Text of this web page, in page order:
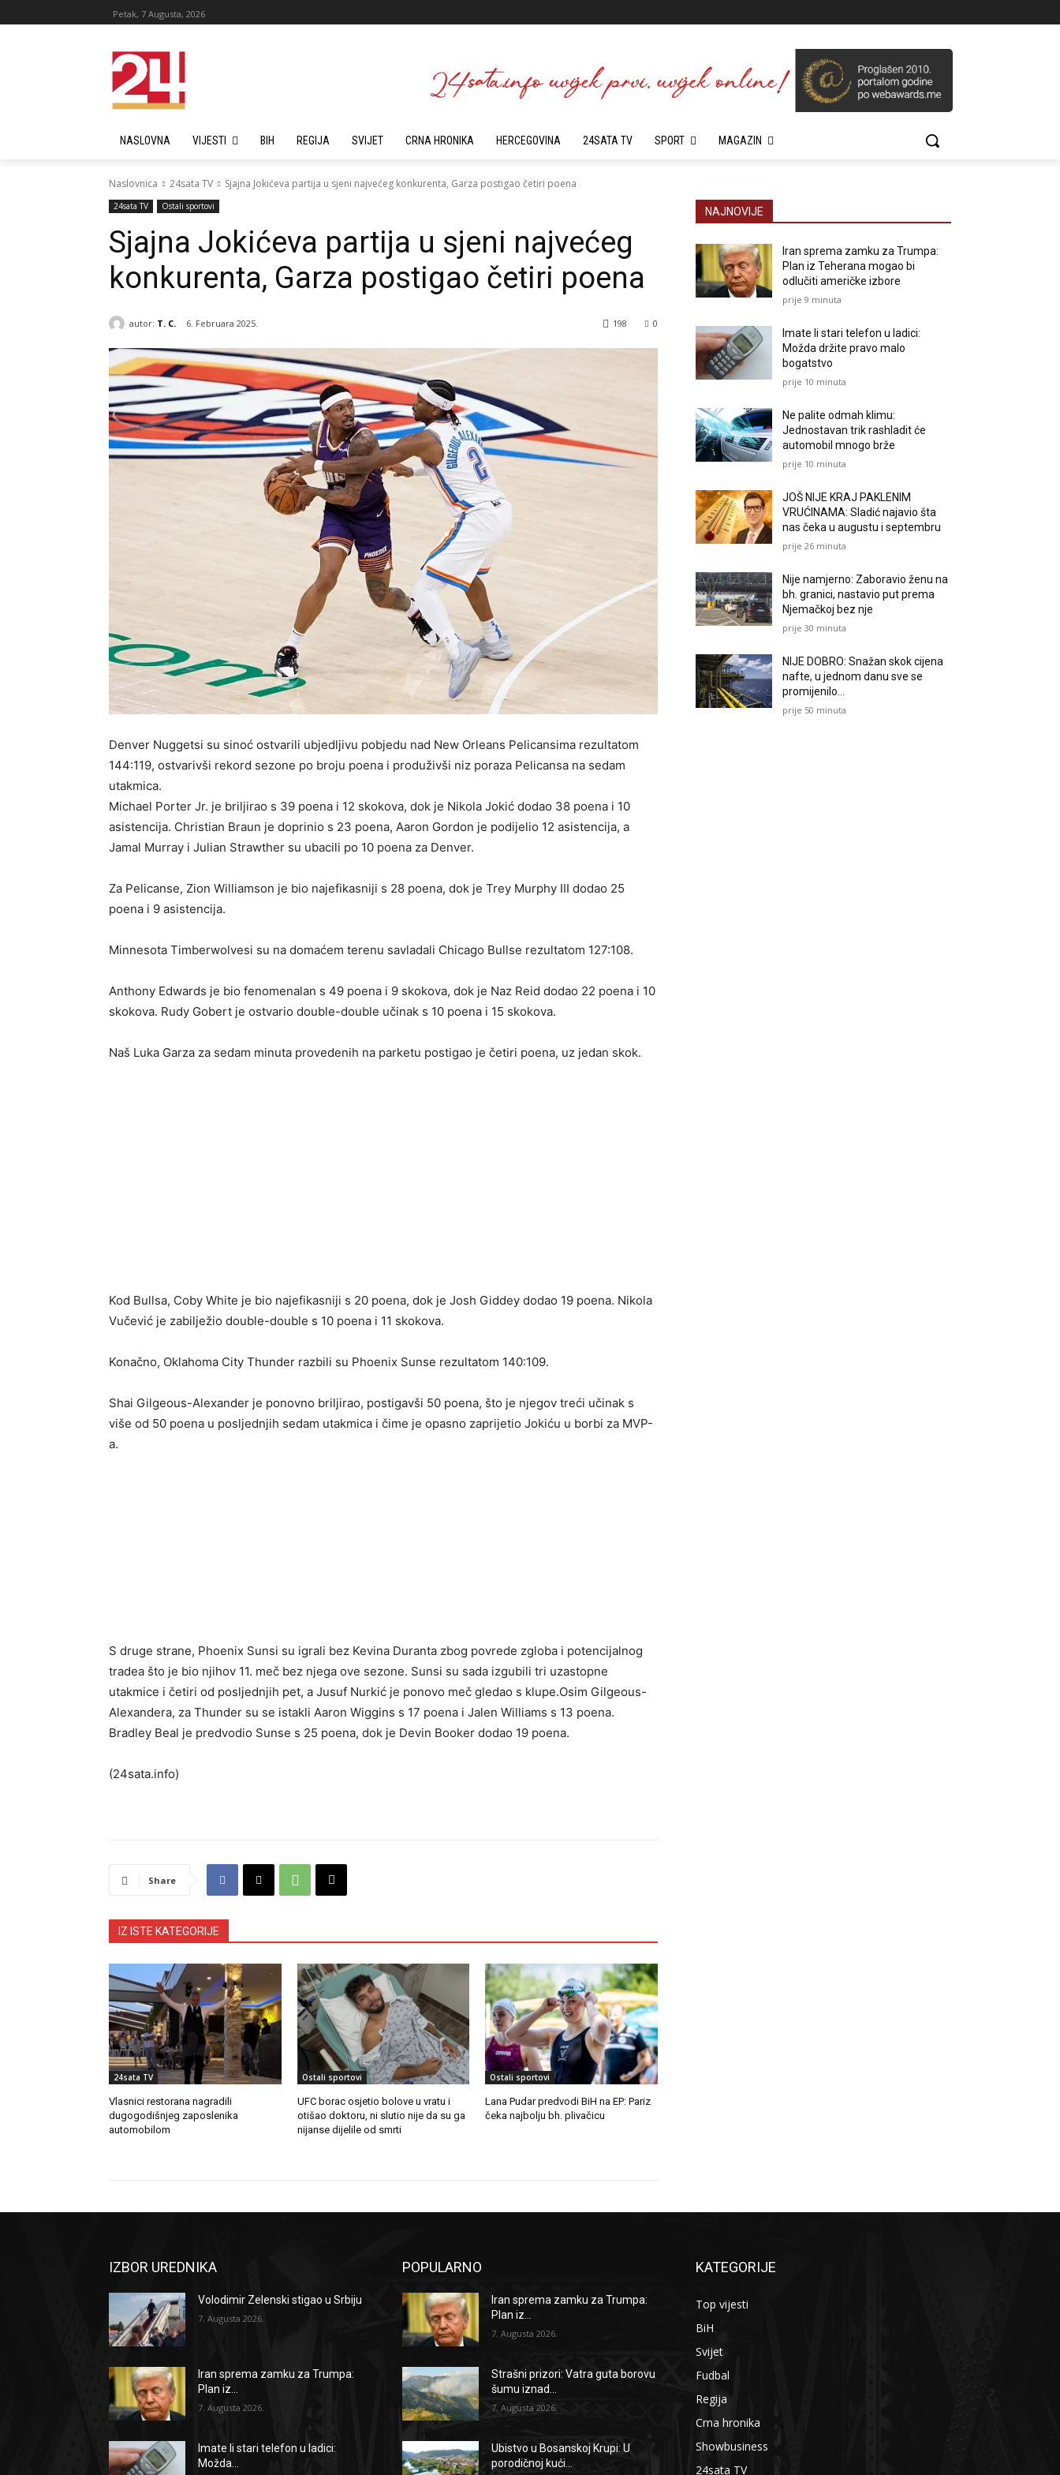
Petak, 7 Augusta, 2026
NASLOVNA VIJESTI BIH REGIJA SVIJET CRNA HRONIKA HERCEGOVINA 24SATA TV SPORT MAGAZIN
Naslovnica 24sata TV Sjajna Jokićeva partija u sjeni najvećeg konkurenta, Garza postigao četiri poena
24sata TV Ostali sportovi
Sjajna Jokićeva partija u sjeni najvećeg
konkurenta, Garza postigao četiri poena
autor: T. C. 6. Februara 2025. 0
198
Denver Nuggetsi su sinoć ostvarili ubjedljivu pobjedu nad New Orleans Pelicansima rezultatom
144:119, ostvarivši rekord sezone po broju poena i produživši niz poraza Pelicansa na sedam
utakmica.
Michael Porter Jr. je briljirao s 39 poena i 12 skokova, dok je Nikola Jokić dodao 38 poena i 10
asistencija. Christian Braun je doprinio s 23 poena, Aaron Gordon je podijelio 12 asistencija, a
Jamal Murray i Julian Strawther su ubacili po 10 poena za Denver.
Za Pelicanse, Zion Williamson je bio najefikasniji s 28 poena, dok je Trey Murphy III dodao 25
poena i 9 asistencija.
Minnesota Timberwolvesi su na domaćem terenu savladali Chicago Bullse rezultatom 127:108.
Anthony Edwards je bio fenomenalan s 49 poena i 9 skokova, dok je Naz Reid dodao 22 poena i 10
skokova. Rudy Gobert je ostvario double-double učinak s 10 poena i 15 skokova.
Naš Luka Garza za sedam minuta provedenih na parketu postigao je četiri poena, uz jedan skok.
Kod Bullsa, Coby White je bio najefikasniji s 20 poena, dok je Josh Giddey dodao 19 poena. Nikola
Vučević je zabilježio double-double s 10 poena i 11 skokova.
Konačno, Oklahoma City Thunder razbili su Phoenix Sunse rezultatom 140:109.
Shai Gilgeous-Alexander je ponovno briljirao, postigavši 50 poena, što je njegov treći učinak s
više od 50 poena u posljednjih sedam utakmica i čime je opasno zaprijetio Jokiću u borbi za MVP-
a.
S druge strane, Phoenix Sunsi su igrali bez Kevina Duranta zbog povrede zgloba i potencijalnog
tradea što je bio njihov 11. meč bez njega ove sezone. Sunsi su sada izgubili tri uzastopne
utakmice i četiri od posljednjih pet, a Jusuf Nurkić je ponovo meč gledao s klupe.Osim Gilgeous-
Alexandera, za Thunder su se istakli Aaron Wiggins s 17 poena i Jalen Williams s 13 poena.
Bradley Beal je predvodio Sunse s 25 poena, dok je Devin Booker dodao 19 poena.
(24sata.info)
Share
IZ ISTE KATEGORIJE
24sata TV
Vlasnici restorana nagradili
dugogodišnjeg zaposlenika
automobilom
Ostali sportovi
UFC borac osjetio bolove u vratu i
otišao doktoru, ni slutio nije da su ga
nijanse dijelile od smrti
Ostali sportovi
Lana Pudar predvodi BiH na EP: Pariz
čeka najbolju bh. plivačicu
NAJNOVIJE
Iran sprema zamku za Trumpa:
Plan iz Teherana mogao bi
odlučiti američke izbore
prije 9 minuta
Imate li stari telefon u ladici:
Možda držite pravo malo
bogatstvo
prije 10 minuta
Ne palite odmah klimu:
Jednostavan trik rashladit će
automobil mnogo brže
prije 10 minuta
JOŠ NIJE KRAJ PAKLENIM
VRUĆINAMA: Sladić najavio šta
nas čeka u augustu i septembru
prije 26 minuta
Nije namjerno: Zaboravio ženu na
bh. granici, nastavio put prema
Njemačkoj bez nje
prije 30 minuta
NIJE DOBRO: Snažan skok cijena
nafte, u jednom danu sve se
promijenilo…
prije 50 minuta
IZBOR UREDNIKA
Volodimir Zelenski stigao u Srbiju
7. Augusta 2026.
Iran sprema zamku za Trumpa:
Plan iz...
7. Augusta 2026.
Imate li stari telefon u ladici:
Možda...
POPULARNO
Iran sprema zamku za Trumpa:
Plan iz...
7. Augusta 2026.
Strašni prizori: Vatra guta borovu
šumu iznad...
7. Augusta 2026.
Ubistvo u Bosanskoj Krupi: U
porodičnoj kući...
KATEGORIJE
Top vijesti
BiH
Svijet
Fudbal
Regija
Crna hronika
Showbusiness
24sata TV